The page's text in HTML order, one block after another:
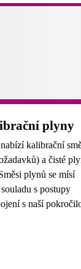
plyny
kalibrační
a čisté
plynů se mísí
s postupy
s naší